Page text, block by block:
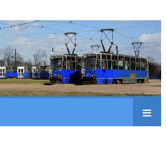
w KRAKOWIE
& Technicians of Transportation